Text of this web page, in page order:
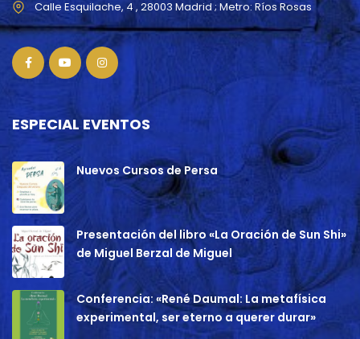
ESPECIAL EVENTOS
Nuevos Cursos de Persa
Presentación del libro «La Oración de Sun Shi»
de Miguel Berzal de Miguel
Conferencia: «René Daumal: La metafísica
experimental, ser eterno a querer durar»